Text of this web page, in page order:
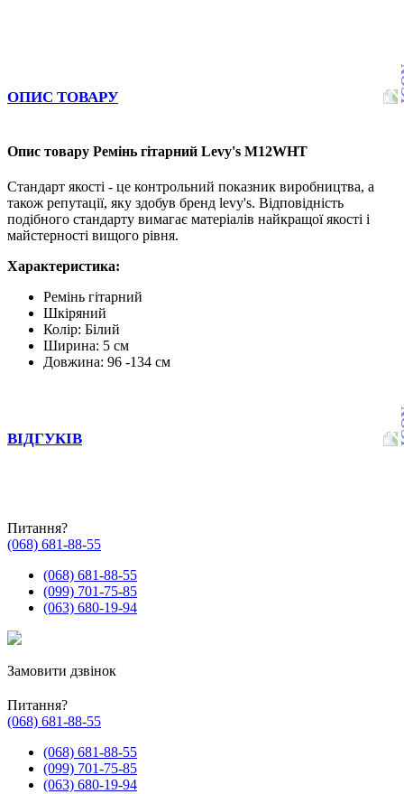
ОПИС ТОВАРУ
Опис товару Ремінь гітарний Levy's M12WHT
Стандарт якості - це контрольний показник виробництва, а
також репутації, яку здобув бренд levy's. Відповідність
подібного стандарту вимагає матеріалів найкращої якості і
майстерності вищого рівня.
Характеристика:
Ремінь гітарний
Шкіряний
Колір: Білий
Ширина: 5 см
Довжина: 96 -134 см
ВІДГУКІВ
Питання?
(068) 681-88-55
(068) 681-88-55
(099) 701-75-85
(063) 680-19-94
Замовити дзвінок
Питання?
(068) 681-88-55
(068) 681-88-55
(099) 701-75-85
(063) 680-19-94